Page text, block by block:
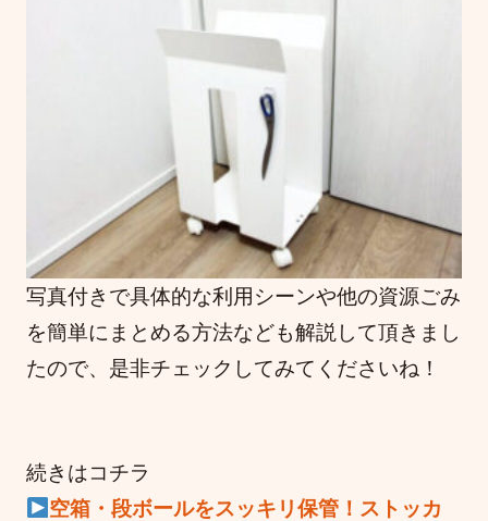
写真付きで具体的な利用シーンや他の資源ごみ
を簡単にまとめる方法なども解説して頂きまし
たので、是非チェックしてみてくださいね！
続きはコチラ
空箱・段ボールをスッキリ保管！ストッカ